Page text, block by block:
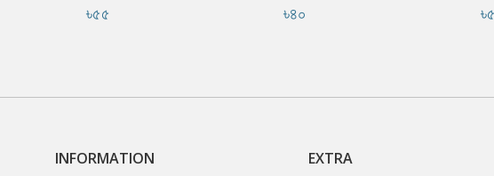
৳৫৫ ৳৪০
INFORMATION EXTRA